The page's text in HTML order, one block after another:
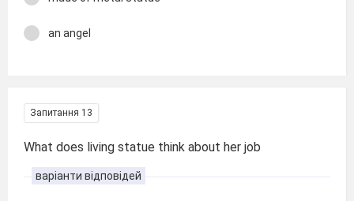
an angel
Запитання 13
What does living statue think about her job
варіанти відповідей